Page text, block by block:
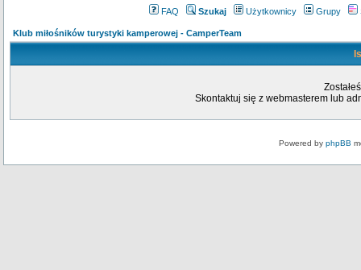
FAQ Szukaj Użytkownicy Grupy
Klub miłośników turystyki kamperowej - CamperTeam
Skontaktuj się z webmasterem lub
Powered by phpBB